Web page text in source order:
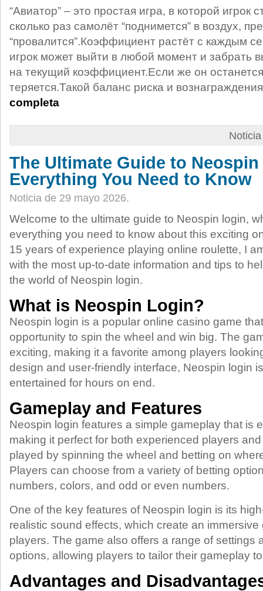
“Авиатор” – это простая игра, в которой игрок
сколько раз самолёт “поднимется” в воздух,
“провалится”.Коэффициент растёт с каждым
игрок может выйти в любой момент и забрать
на текущий коэффициент.Если же он
теряется.Такой баланс риска и
completa
The Ultimate Guide to
Everything You Need to Know
Noticia de 29 mayo 2026.
Welcome to the ultimate guide to Neospin login,
everything you need to know about this exciting
15 years of experience playing online roulette, I
with the most up-to-date information and tips to
the world of Neospin login.
What is Neospin Login?
Neospin login is a popular online casino game
opportunity to spin the wheel and win big. The
exciting, making it a favorite among players
design and user-friendly interface, Neospin login
entertained for hours on end.
Gameplay and Features
Neospin login features a simple gameplay that is
making it perfect for both experienced players
played by spinning the wheel and betting on
Players can choose from a variety of betting
numbers, colors, and odd or even numbers.
One of the key features of Neospin login is its
realistic sound effects, which create an
players. The game also offers a range of settings
options, allowing players to tailor their gameplay
Advantages and